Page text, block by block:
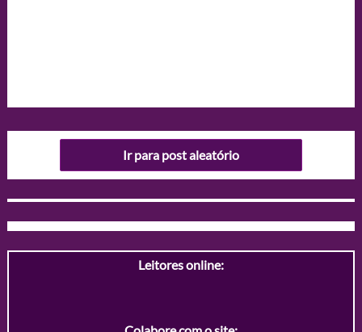
Ir para post aleatório
Leitores online: